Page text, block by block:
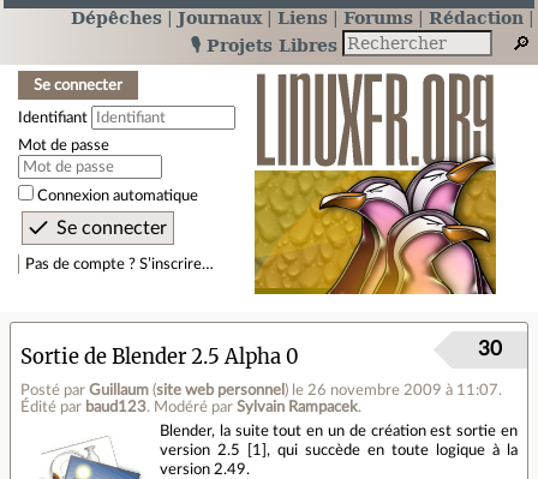
Dépêches Journaux Liens Forums
Rédaction
🎙️ Projets Libres
Se connecter
Identifiant
Mot de passe
Connexion automatique
Pas de compte ? S’inscrire…
Sortie de Blender 2.5 Alpha 0
Posté par Guillaum (site web personnel ) le 26 novembre 2009 à 11:07.
Édité par baud123. Modéré par Sylvain Rampacek.
30
Blender, la suite tout en un de création est sortie en
version 2.5 [1], qui succède en toute logique à la
version 2.49.